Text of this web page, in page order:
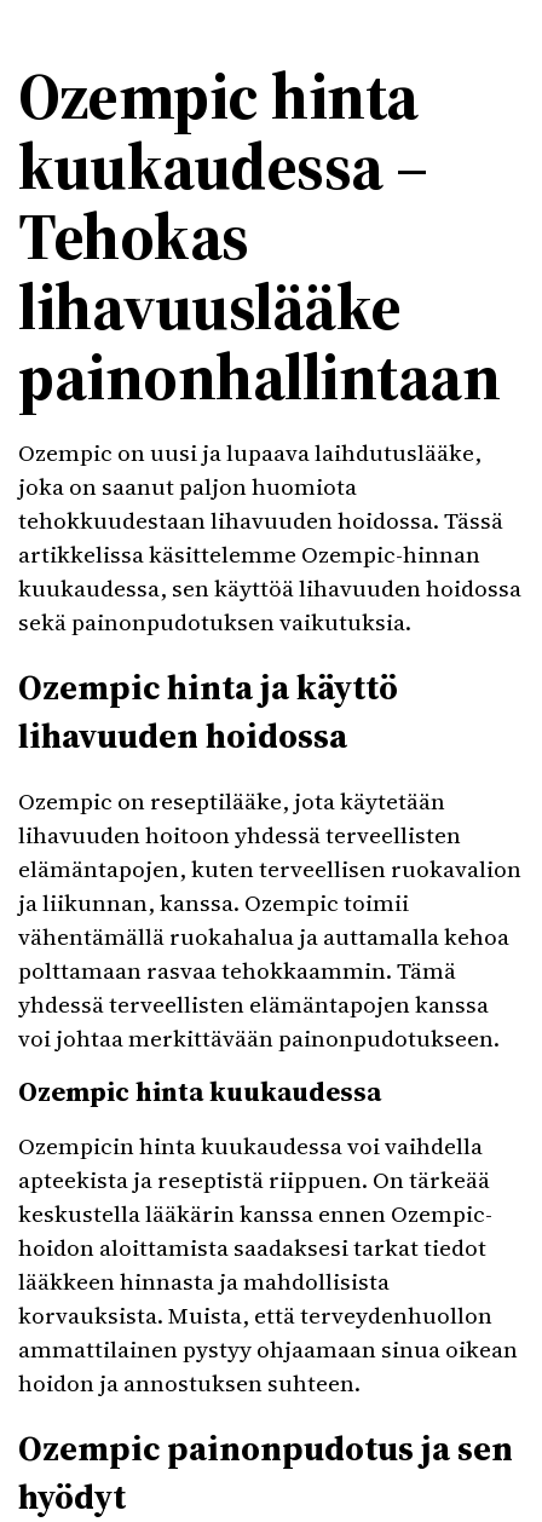
Ozempic hinta
kuukaudessa –
Tehokas
lihavuuslääke
painonhallintaan
Ozempic on uusi ja lupaava laihdutuslääke,
joka on saanut paljon huomiota
tehokkuudestaan lihavuuden hoidossa. Tässä
artikkelissa käsittelemme Ozempic-hinnan
kuukaudessa, sen käyttöä lihavuuden hoidossa
sekä painonpudotuksen vaikutuksia.
Ozempic hinta ja käyttö
lihavuuden hoidossa
Ozempic on reseptilääke, jota käytetään
lihavuuden hoitoon yhdessä terveellisten
elämäntapojen, kuten terveellisen ruokavalion
ja liikunnan, kanssa. Ozempic toimii
vähentämällä ruokahalua ja auttamalla kehoa
polttamaan rasvaa tehokkaammin. Tämä
yhdessä terveellisten elämäntapojen kanssa
voi johtaa merkittävään painonpudotukseen.
Ozempic hinta kuukaudessa
Ozempicin hinta kuukaudessa voi vaihdella
apteekista ja reseptistä riippuen. On tärkeää
keskustella lääkärin kanssa ennen Ozempic-
hoidon aloittamista saadaksesi tarkat tiedot
lääkkeen hinnasta ja mahdollisista
korvauksista. Muista, että terveydenhuollon
ammattilainen pystyy ohjaamaan sinua oikean
hoidon ja annostuksen suhteen.
Ozempic painonpudotus ja sen
hyödyt